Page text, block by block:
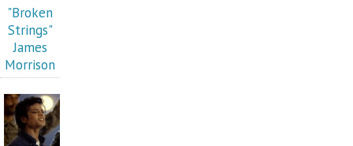
"Broken
Strings"
James
Morrison